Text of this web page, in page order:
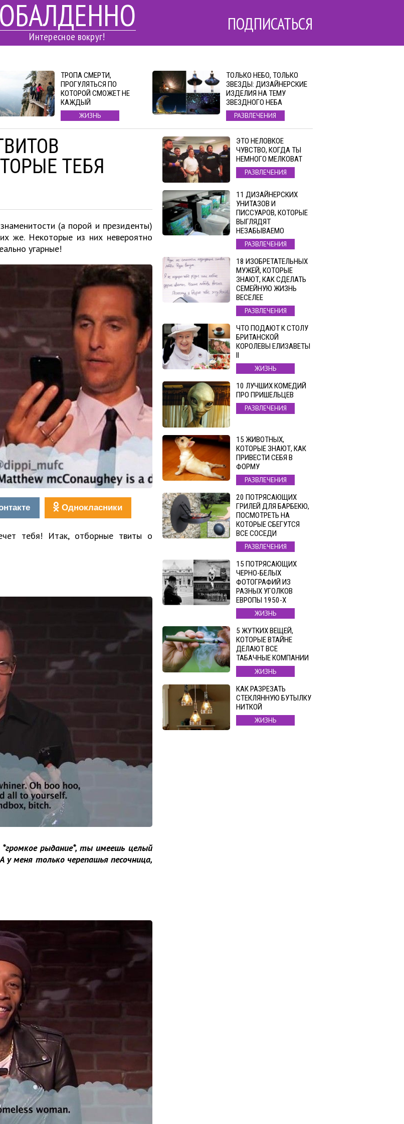
ОБАЛДЕННО
Интересное вокруг!
ПОДПИСАТЬСЯ
ТРОПА СМЕРТИ,
ПРОГУЛЯТЬСЯ ПО
КОТОРОЙ СМОЖЕТ НЕ
КАЖДЫЙ
ЖИЗНЬ
ТОЛЬКО НЕБО, ТОЛЬКО
ЗВЕЗДЫ: ДИЗАЙНЕРСКИЕ
ИЗДЕЛИЯ НА ТЕМУ
ЗВЕЗДНОГО НЕБА
РАЗВЛЕЧЕНИЯ
ТЕБЯ
(а порой и президенты)
же. Некоторые из них невероятно
угарные!
Однокласники
тебя! Итак, отборные твиты о
рыдание*, ты имеешь целый
меня только черепашья песочница,
ЭТО НЕЛОВКОЕ
ЧУВСТВО, КОГДА ТЫ
НЕМНОГО МЕЛКОВАТ
РАЗВЛЕЧЕНИЯ
11 ДИЗАЙНЕРСКИХ
УНИТАЗОВ И
ПИССУАРОВ, КОТОРЫЕ
ВЫГЛЯДЯТ
НЕЗАБЫВАЕМО
РАЗВЛЕЧЕНИЯ
18 ИЗОБРЕТАТЕЛЬНЫХ
МУЖЕЙ, КОТОРЫЕ
ЗНАЮТ, КАК СДЕЛАТЬ
СЕМЕЙНУЮ ЖИЗНЬ
ВЕСЕЛЕЕ
РАЗВЛЕЧЕНИЯ
ЧТО ПОДАЮТ К СТОЛУ
БРИТАНСКОЙ
КОРОЛЕВЫ ЕЛИЗАВЕТЫ
II
ЖИЗНЬ
10 ЛУЧШИХ КОМЕДИЙ
ПРО ПРИШЕЛЬЦЕВ
РАЗВЛЕЧЕНИЯ
15 ЖИВОТНЫХ,
КОТОРЫЕ ЗНАЮТ, КАК
ПРИВЕСТИ СЕБЯ В
ФОРМУ
РАЗВЛЕЧЕНИЯ
20 ПОТРЯСАЮЩИХ
ГРИЛЕЙ ДЛЯ БАРБЕКЮ,
ПОСМОТРЕТЬ НА
КОТОРЫЕ СБЕГУТСЯ
ВСЕ СОСЕДИ
РАЗВЛЕЧЕНИЯ
15 ПОТРЯСАЮЩИХ
ЧЕРНО-БЕЛЫХ
ФОТОГРАФИЙ ИЗ
РАЗНЫХ УГОЛКОВ
ЕВРОПЫ 1950-Х
ЖИЗНЬ
5 ЖУТКИХ ВЕЩЕЙ,
КОТОРЫЕ ВТАЙНЕ
ДЕЛАЮТ ВСЕ
ТАБАЧНЫЕ КОМПАНИИ
ЖИЗНЬ
КАК РАЗРЕЗАТЬ
СТЕКЛЯННУЮ БУТЫЛКУ
НИТКОЙ
ЖИЗНЬ